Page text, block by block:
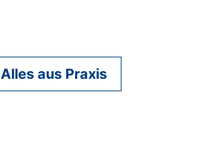
Alles aus Praxis